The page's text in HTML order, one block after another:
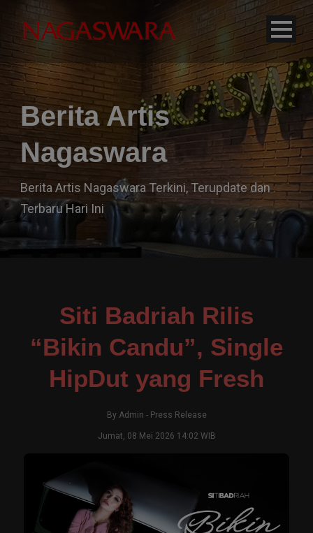
Berita Artis
Nagaswara
Berita Artis Nagaswara Terkini, Terupdate dan
Terbaru Hari Ini
Siti Badriah Rilis
“Bikin Candu”, Single
HipDut yang Fresh
By Admin - Press Release
Jumat, 08 Mei 2026 14:02 WIB
modal-check